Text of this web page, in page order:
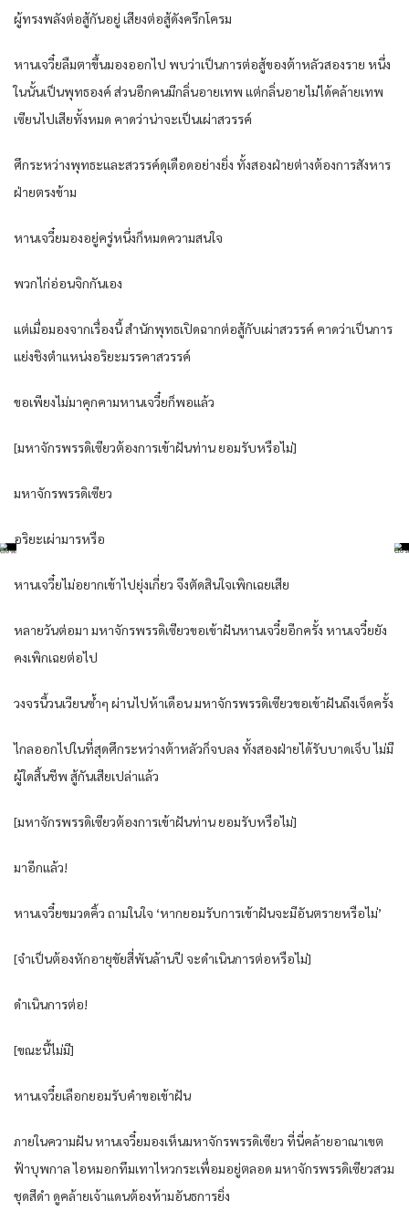
ผู้ทรงพลังต่อสู้กันอยู่ เสียงต่อสู้ดังครึกโครม
หานเจวี๋ยลืมตาขึ้นมองออกไป พบว่าเป็นการต่อสู้ของต้าหลัวสองราย หนึ่ง
ในนั้นเป็นพุทธองค์ ส่วนอีกคนมีกลิ่นอายเทพ แต่กลิ่นอายไม่ได้คล้ายเทพ
เซียนไปเสียทั้งหมด คาดว่าน่าจะเป็นเผ่าสวรรค์
ศึกระหว่างพุทธะและสวรรค์ดุเดือดอย่างยิ่ง ทั้งสองฝ่ายต่างต้องการสังหาร
ฝ่ายตรงข้าม
หานเจวี๋ยมองอยู่ครู่หนึ่งก็หมดความสนใจ
พวกไก่อ่อนจิกกันเอง
แต่เมื่อมองจากเรื่องนี้ สำนักพุทธเปิดฉากต่อสู้กับเผ่าสวรรค์ คาดว่าเป็นการ
แย่งชิงตำแหน่งอริยะมรรคาสวรรค์
ขอเพียงไม่มาคุกคามหานเจวี๋ยก็พอแล้ว
[มหาจักรพรรดิเซียวต้องการเข้าฝันท่าน ยอมรับหรือไม่]
มหาจักรพรรดิเซียว
อริยะเผ่ามารหรือ
หานเจวี๋ยไม่อยากเข้าไปยุ่งเกี่ยว จึงตัดสินใจเพิกเฉยเสีย
หลายวันต่อมา มหาจักรพรรดิเซียวขอเข้าฝันหานเจวี๋ยอีกครั้ง หานเจวี๋ยยัง
คงเพิกเฉยต่อไป
วงจรนี้วนเวียนซ้ำๆ ผ่านไปห้าเดือน มหาจักรพรรดิเซียวขอเข้าฝันถึงเจ็ดครั้ง
ไกลออกไปในที่สุดศึกระหว่างต้าหลัวก็จบลง ทั้งสองฝ่ายได้รับบาดเจ็บ ไม่มี
ผู้ใดสิ้นชีพ สู้กันเสียเปล่าแล้ว
[มหาจักรพรรดิเซียวต้องการเข้าฝันท่าน ยอมรับหรือไม่]
มาอีกแล้ว!
หานเจวี๋ยขมวดคิ้ว ถามในใจ ‘หากยอมรับการเข้าฝันจะมีอันตรายหรือไม่’
[จำเป็นต้องหักอายุขัยสี่พันล้านปี จะดำเนินการต่อหรือไม่]
ดำเนินการต่อ!
[ขณะนี้ไม่มี]
หานเจวี๋ยเลือกยอมรับคำขอเข้าฝัน
ภายในความฝัน หานเจวี๋ยมองเห็นมหาจักรพรรดิเซียว ที่นี่คล้ายอาณาเขต
ฟ้าบุพกาล ไอหมอกทึมเทาไหวกระเพื่อมอยู่ตลอด มหาจักรพรรดิเซียวสวม
ชุดสีดำ ดูคล้ายเจ้าแดนต้องห้ามอันธการยิ่ง